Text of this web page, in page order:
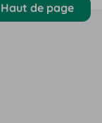
Haut de page